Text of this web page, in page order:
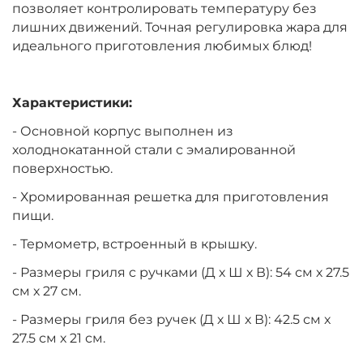
позволяет контролировать температуру без
лишних движений. Точная регулировка жара для
идеального приготовления любимых блюд!
Характеристики:
- Основной корпус выполнен из
холоднокатанной стали с эмалированной
поверхностью.
- Хромированная решетка для приготовления
пищи.
- Термометр, встроенный в крышку.
- Размеры гриля c ручками (Д х Ш х В): 54 см х 27.5
см х 27 см.
- Размеры гриля без ручек (Д х Ш х В): 42.5 см х
27.5 см х 21 см.